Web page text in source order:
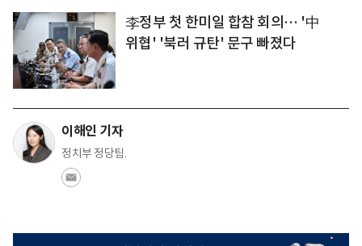
李정부 첫 한미일 합참 회의… '中
위협' '북러 규탄' 문구 빠졌다
이해인 기자
정치부 정당팀.